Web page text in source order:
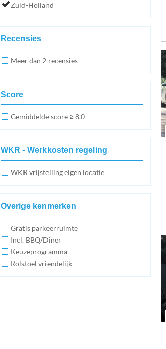
Zuid-Holland
Recensies
Meer dan 2 recensies
Score
Gemiddelde score ≥ 8.0
WKR - Werkkosten regeling
WKR vrijstelling eigen locatie
Overige kenmerken
Gratis parkeerruimte
Incl. BBQ/Diner
Keuzeprogramma
Rolstoel vriendelijk